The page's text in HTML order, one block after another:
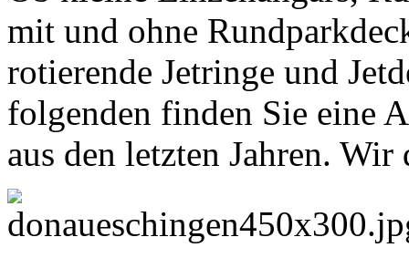
mit und ohne
rotierende Jetringe und
folgenden finden Sie eine
aus den letzten Jahren.